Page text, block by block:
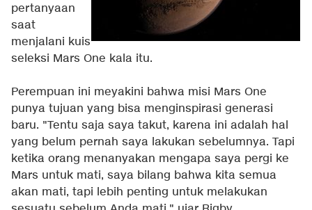
pertanyaan
saat
menjalani kuis
seleksi Mars One kala itu.
Perempuan ini meyakini bahwa misi Mars One
punya tujuan yang bisa menginspirasi generasi
baru. "Tentu saja saya takut, karena ini adalah hal
yang belum pernah saya lakukan sebelumnya. Tapi
ketika orang menanyakan mengapa saya pergi ke
Mars untuk mati, saya bilang bahwa kita semua
akan mati, tapi lebih penting untuk melakukan